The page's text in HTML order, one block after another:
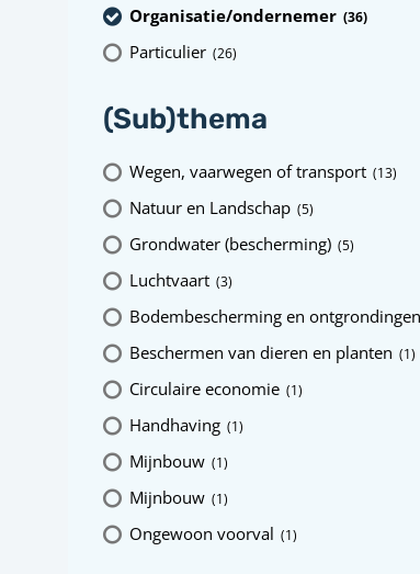
Organisatie/ondernemer (36)
Particulier (26)
(Sub)thema
Wegen, vaarwegen of transport (13)
Natuur en Landschap (5)
Grondwater (bescherming) (5)
Luchtvaart (3)
Bodembescherming en ontgrondingen
Beschermen van dieren en planten (1)
Circulaire economie (1)
Handhaving (1)
Mijnbouw (1)
Mijnbouw (1)
Ongewoon voorval (1)